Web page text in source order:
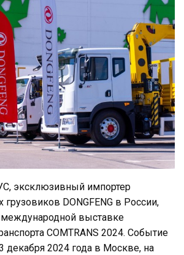
эксклюзивный импортер
DONGFENG в России,
международной выставке
COMTRANS 2024. Событие
декабря 2024 года в Москве, на